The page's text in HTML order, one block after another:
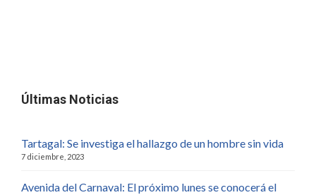
Últimas Noticias
Tartagal: Se investiga el hallazgo de un hombre sin vida
7 diciembre, 2023
Avenida del Carnaval: El próximo lunes se conocerá el